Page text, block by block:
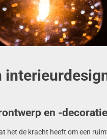
en -decoratie
het de kracht heeft om een